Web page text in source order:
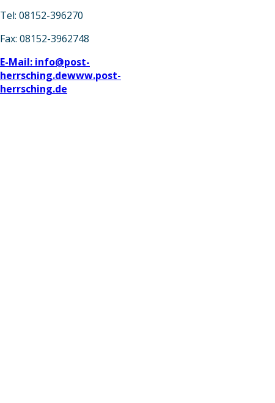
Tel: 08152-396270
Fax: 08152-3962748
E-Mail: info@post-
herrsching.dewww.post-
herrsching.de